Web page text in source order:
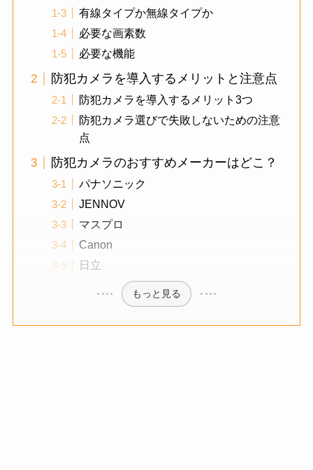
有線タイプか無線タイプか
必要な画素数
必要な機能
防犯カメラを導入するメリットと注意点
防犯カメラを導入するメリット3つ
防犯カメラ選びで失敗しないための注意
点
防犯カメラのおすすめメーカーはどこ？
パナソニック
JENNOV
マスプロ
Canon
日立
もっと見る